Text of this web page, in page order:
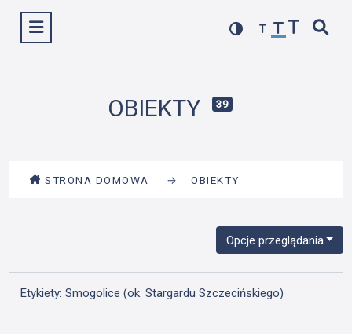
Wyświetl menu
OBIEKTY 39
STRONA DOMOWA → OBIEKTY
Opcje przeglądania
Etykiety: Smogolice (ok. Stargardu Szczecińskiego)